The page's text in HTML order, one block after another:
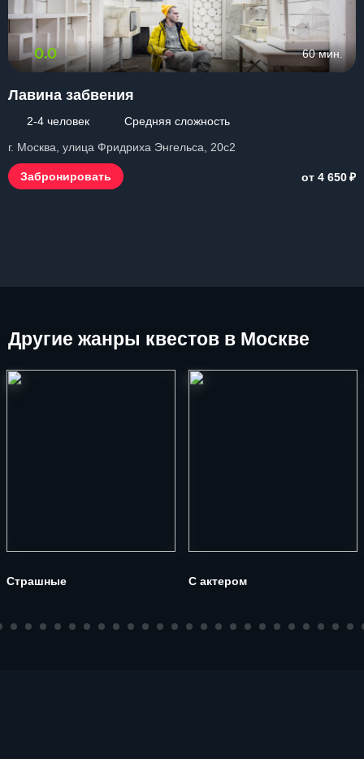
0.0 60 мин.
Лавина забвения
2-4 человек
Средняя сложность
г. Москва, улица Фридриха Энгельса, 20с2
Забронировать от 4 650₽
Другие жанры квестов в Москве
Страшные С актером